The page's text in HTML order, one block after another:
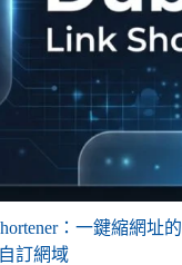
：一鍵縮網址的
訂網域